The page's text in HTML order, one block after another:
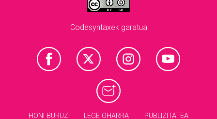
Codesyntaxek garatua
HONI BURUZ LEGE OHARRA PUBLIZITATEA